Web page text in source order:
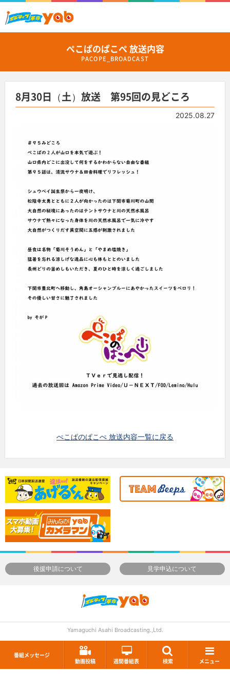
番組メッセージ
動画投稿
週間番組表 検索 メニュー
ぺこぱのぱこぺ 放送内容
PACOPE_BROADCAST
8月30日（土）放送 第95回の見どころ
2025.08.27
ぺこぱのぱこぺ 放送内容一覧に戻る
後援申請について 見学申込について
Yamaguchi Asahi Broadcasting.,Ltd.